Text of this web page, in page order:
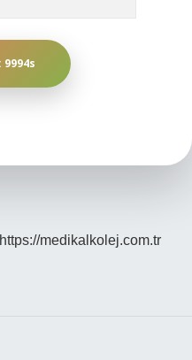
https://medikalkolej.com.tr